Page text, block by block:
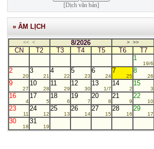
[Dịch văn bản]
» ÂM LỊCH
<< < 8/2026 > >>
CN T2 T3 T4 T5 T6
T7
1
19/6
2
20
3
21
4
22
5
23
6
24
7
25
8
26
9
27
10
28
11
29
12
30
13
1/7
14
2
15
3
16
4
17
5
18
6
19
7
20
8
21
9
22
10
23
11
24
12
25
13
26
14
27
15
28
16
29
17
30
18
31
19